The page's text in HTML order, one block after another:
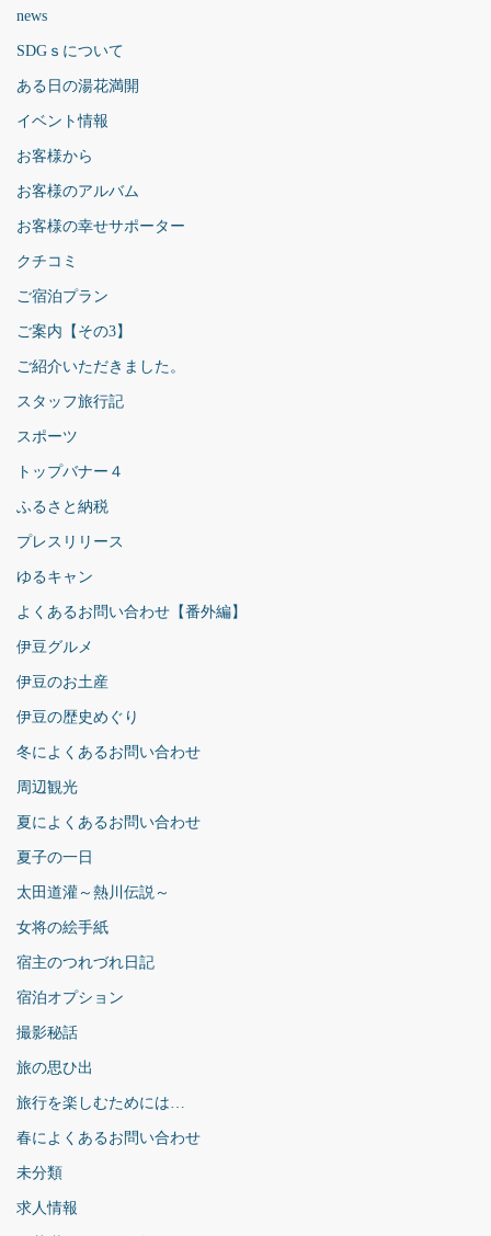
news
SDGｓについて
ある日の湯花満開
イベント情報
お客様から
お客様のアルバム
お客様の幸せサポーター
クチコミ
ご宿泊プラン
ご案内【その3】
ご紹介いただきました。
スタッフ旅行記
スポーツ
トップバナー４
ふるさと納税
プレスリリース
ゆるキャン
よくあるお問い合わせ【番外編】
伊豆グルメ
伊豆のお土産
伊豆の歴史めぐり
冬によくあるお問い合わせ
周辺観光
夏によくあるお問い合わせ
夏子の一日
太田道灌～熱川伝説～
女将の絵手紙
宿主のつれづれ日記
宿泊オプション
撮影秘話
旅の思ひ出
旅行を楽しむためには…
春によくあるお問い合わせ
未分類
求人情報